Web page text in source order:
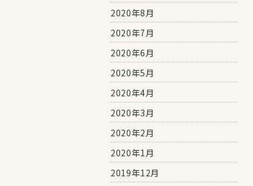
2020年8月
2020年7月
2020年6月
2020年5月
2020年4月
2020年3月
2020年2月
2020年1月
2019年12月